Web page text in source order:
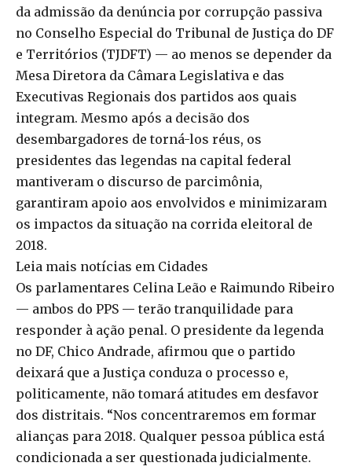
da admissão da denúncia por corrupção passiva
no Conselho Especial do Tribunal de Justiça do DF
e Territórios (TJDFT) — ao menos se depender da
Mesa Diretora da Câmara Legislativa e das
Executivas Regionais dos partidos aos quais
integram. Mesmo após a decisão dos
desembargadores de torná-los réus, os
presidentes das legendas na capital federal
mantiveram o discurso de parcimônia,
garantiram apoio aos envolvidos e minimizaram
os impactos da situação na corrida eleitoral de
2018.
Leia mais notícias em Cidades
Os parlamentares Celina Leão e Raimundo Ribeiro
— ambos do PPS — terão tranquilidade para
responder à ação penal. O presidente da legenda
no DF, Chico Andrade, afirmou que o partido
deixará que a Justiça conduza o processo e,
politicamente, não tomará atitudes em desfavor
dos distritais. “Nos concentraremos em formar
alianças para 2018. Qualquer pessoa pública está
condicionada a ser questionada judicialmente.